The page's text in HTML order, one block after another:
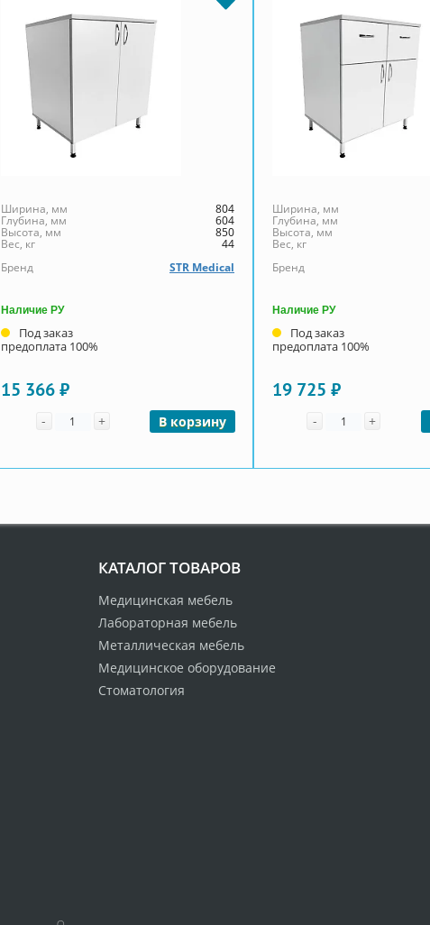
Ширина, мм 804
Глубина, мм 604
Высота, мм 850
Вес, кг
44
Бренд
STR Medical
Наличие РУ
Под заказ
предоплата 100%
15 366 ₽
- Количество
+ В корзину
Ширина, мм
Глубина, мм
Высота, мм
Вес, кг
Бренд
Наличие РУ
Под заказ
предоплата 100%
19 725 ₽
- Количество
+
КАТАЛОГ ТОВАРОВ
Медицинская мебель
Лабораторная мебель
Металлическая мебель
Медицинское оборудование
Стоматология